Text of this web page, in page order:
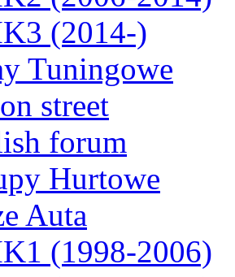
(2014-)
Tuningowe
street
forum
Hurtowe
Auta
(1998-2006)